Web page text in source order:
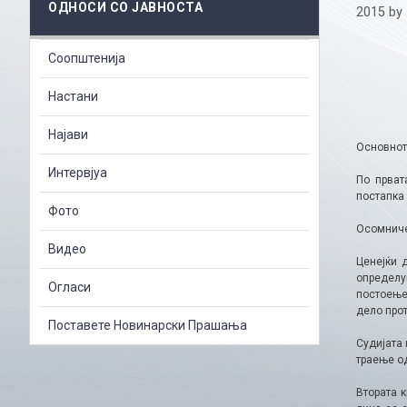
2015 by
По
Ценејќи
дело
траење
Втората
ОДНОСИ СО ЈАВНОСТА
Соопштенија
Настани
Најави
Интервјуа
Фото
Видео
Огласи
Поставете Новинарски Прашања